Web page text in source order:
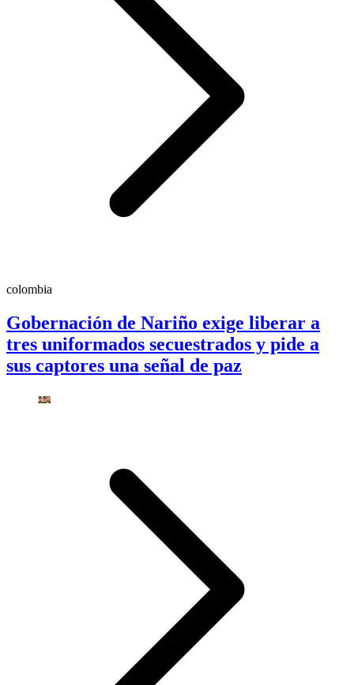
colombia
Gobernación de Nariño exige liberar a
tres uniformados secuestrados y pide a
sus captores una señal de paz